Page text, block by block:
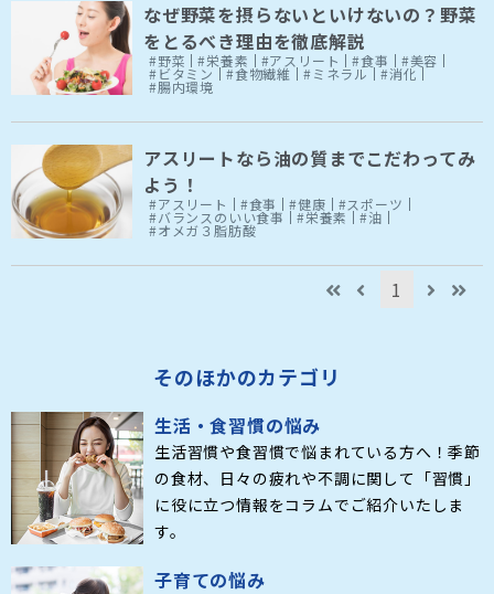
なぜ野菜を摂らないといけないの？野菜
をとるべき理由を徹底解説
#野菜 #栄養素 #アスリート #食事 #美容
#ビタミン #食物繊維 #ミネラル #消化
#腸内環境
アスリートなら油の質までこだわってみ
よう！
#アスリート #食事 #健康 #スポーツ
#バランスのいい食事 #栄養素 #油
#オメガ３脂肪酸
1
そのほかのカテゴリ
生活・食習慣の悩み
生活習慣や食習慣で悩まれている方へ！季節
の食材、日々の疲れや不調に関して「習慣」
に役に立つ情報をコラムでご紹介いたしま
す。
子育ての悩み